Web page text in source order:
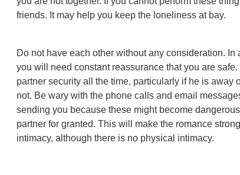
friends. It may help you keep the loneliness at bay.
Do not have each other without any consideration.
you will need constant reassurance that you are
partner security all the time, particularly if he is away
not. Be wary with the phone calls and email
sending you because these might become
partner for granted. This will make the romance
intimacy, although there is no physical intimacy.